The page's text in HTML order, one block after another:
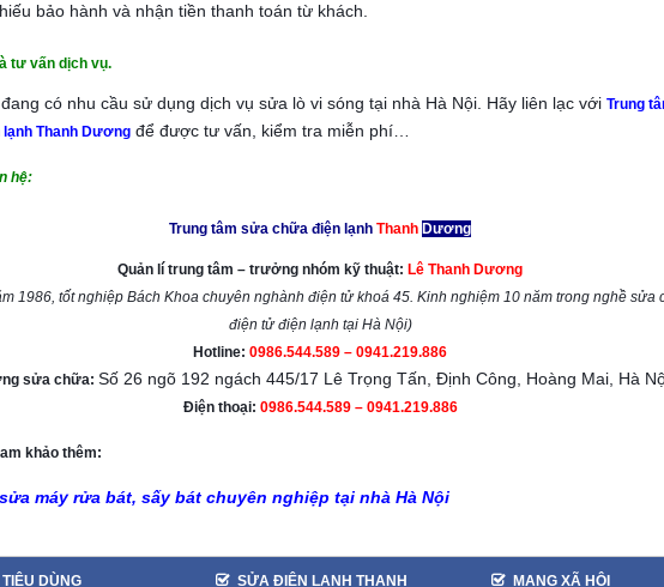
bảo hành và nhận tiền thanh toán từ khách.
tư vấn dịch vụ.
có nhu cầu sử dụng dịch vụ sửa lò vi sóng tại nhà Hà Nội. Hãy liên lạc với Trung
Thanh Dương để được tư vấn, kiểm tra miễn phí…
hệ:
Trung tâm sửa chữa điện lạnh Thanh Dương
Quản lí trung tâm – trưởng nhóm kỹ thuật: Lê Thanh Dương
1986, tốt nghiệp Bách Khoa chuyên nghành điện tử khoá 45. Kinh nghiệm 10 năm trong nghề sửa
điện tử điện lạnh tại Hà Nội)
Hotline: 0986.544.589 – 0941.219.886
sửa chữa: Số 26 ngõ 192 ngách 445/17 Lê Trọng Tấn, Định Công, Hoàng Mai, Hà
Điện thoại: 0986.544.589 – 0941.219.886
khảo thêm:
sửa máy rửa bát, sấy bát chuyên nghiệp tại nhà Hà Nội
DÙNG SỬA ĐIỆN LẠNH THANH MẠNG XÃ HỘI